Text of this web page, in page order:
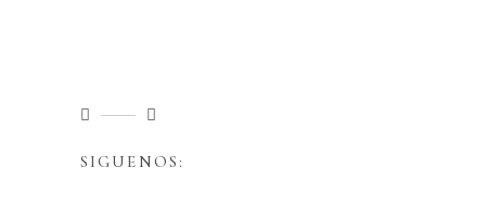
SIGUENOS: